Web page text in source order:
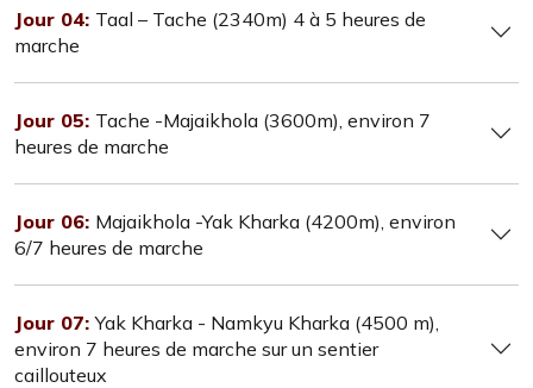
Jour 04: Taal – Tache (2340m) 4 à 5 heures de
marche
Jour 05: Tache -Majaikhola (3600m), environ 7
heures de marche
Jour 06: Majaikhola -Yak Kharka (4200m), environ
6/7 heures de marche
Jour 07:Yak Kharka - Namkyu Kharka (4500 m),
environ 7 heures de marche sur un sentier
caillouteux